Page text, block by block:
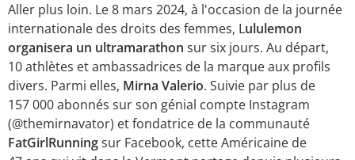
Aller plus loin. Le 8 mars 2024, à l'occasion de la journée
internationale des droits des femmes, Lululemon
organisera un ultramarathon sur six jours. Au départ,
10 athlètes et ambassadrices de la marque aux profils
divers. Parmi elles, Mirna Valerio. Suivie par plus de
157 000 abonnés sur son génial compte Instagram
(@themirnavator) et fondatrice de la communauté
FatGirlRunningsur Facebook, cette Américaine de